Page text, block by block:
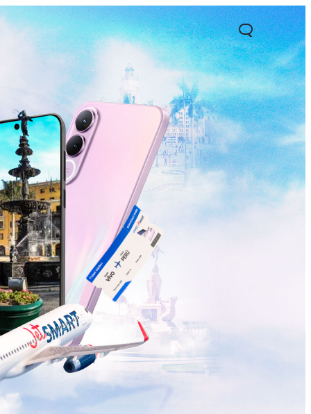
5G nuevo Y05